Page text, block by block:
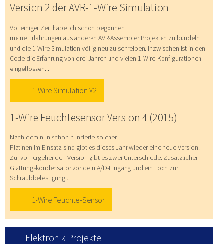
Version 2 der AVR-1-Wire Simulation
Vor einiger Zeit habe ich schon begonnen
meine Erfahrungen aus anderen AVR-Assembler Projekten zu bündeln
und die 1-Wire Simulation völlig neu zu schreiben. Inzwischen ist in den
Code die Erfahrung von drei Jahren und vielen 1-Wire-Konfigurationen
eingeflossen...
1-Wire Simulation V2
1-Wire Feuchtesensor Version 4 (2015)
Nach dem nun schon hunderte solcher
Platinen im Einsatz sind gibt es dieses Jahr wieder eine neue Version.
Zur vorhergehenden Version gibt es zwei Unterschiede: Zusätzlicher
Glättungskondensator vor dem A/D-Eingang und ein Loch zur
Schraubbefestigung...
1-Wire Feuchte-Sensor
Elektronik Projekte